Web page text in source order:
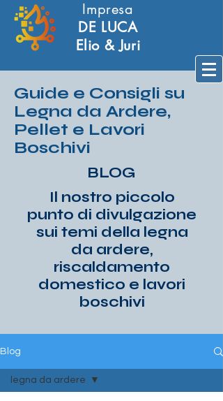
Impresa
DE LUCA
Elio & Juri
Guide e Consigli su
Legna da Ardere,
Pellet e Lavori
Boschivi
BLOG
Il nostro piccolo
punto di divulgazione
sui temi della legna
da ardere,
riscaldamento
domestico e lavori
boschivi
Blog
legna da ardere